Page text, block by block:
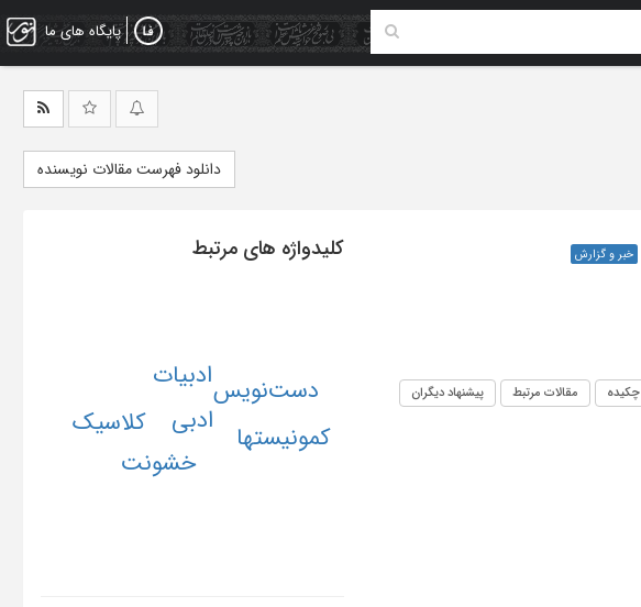
پایگاه های ما
دانلود فهرست مقالات نویسنده
خبر و گزارش
چکیده مقالات مرتبط پیشنهاد دیگران
کلیدواژه های مرتبط
ادبی
ادبیات
خشونت
دست‌نویس
کلاسیک
کمونیستها